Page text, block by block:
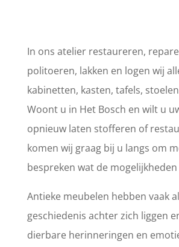
In ons atelier restaureren,
politoeren, lakken en logen wij
kabinetten, kasten, tafels,
Woont u in Het Bosch en wilt u
opnieuw laten stofferen of
komen wij graag bij u langs om
bespreken wat de mogelijkheden
Antieke meubelen hebben vaak
geschiedenis achter zich liggen
dierbare herinneringen en